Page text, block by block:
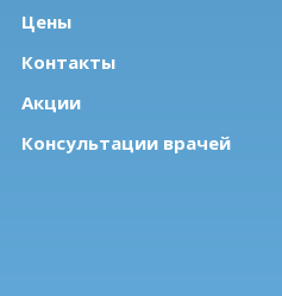
Цены
Контакты
Акции
Консультации врачей